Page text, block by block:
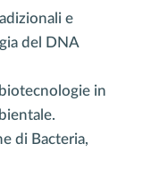
e
del DNA
in
di Bacteria,